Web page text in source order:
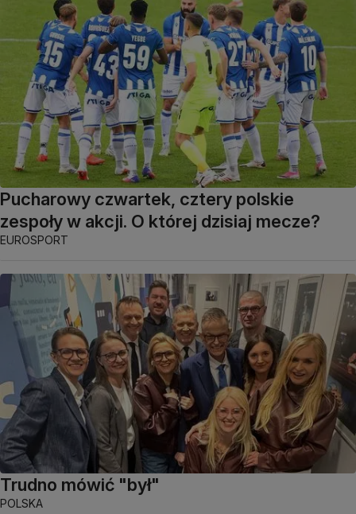
Pucharowy czwartek, cztery polskie
zespoły w akcji. O której dzisiaj mecze?
EUROSPORT
Trudno mówić "był"
POLSKA